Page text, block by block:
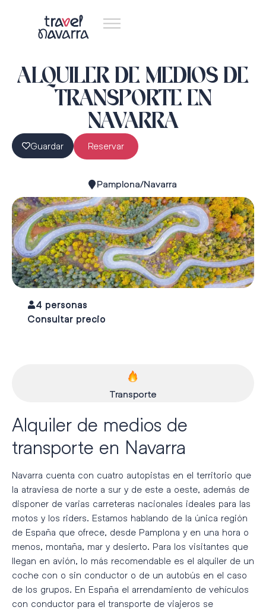
ALQUILER DE MEDIOS DE
TRANSPORTE EN
NAVARRA
Guardar Reservar
Pamplona/Navarra
4 personas
Consultar precio
Transporte
Alquiler de medios de
transporte en Navarra
Navarra cuenta con cuatro autopistas en el territorio que
la atraviesa de norte a sur y de este a oeste, además de
disponer de varias carreteras nacionales ideales para las
motos y los riders. Estamos hablando de la única región
de España que ofrece, desde Pamplona y en una hora o
menos, montaña, mar y desierto. Para los visitantes que
llegan en avión, lo más recomendable es el alquiler de un
coche con o sin conductor o de un autobús en el caso
de los grupos. En España el arrendamiento de vehículos
con conductor para el transporte de viajeros se